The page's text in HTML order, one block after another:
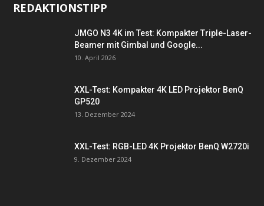
REDAKTIONSTIPP
JMGO N3 4K im Test: Kompakter Triple-Laser-
Beamer mit Gimbal und Google...
10. April 2026
XXL-Test: Kompakter 4K LED Projektor BenQ
GP520
13. Dezember 2024
XXL-Test: RGB-LED 4K Projektor BenQ W2720i
9. Dezember 2024